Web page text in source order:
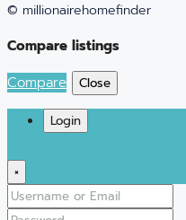
© millionairehomefinder
Compare listings
Compare
Close
Login
×